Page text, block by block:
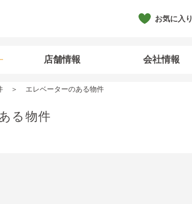
お気に入り
店舗情報 会社情報
エレベーターのある物件
る物件